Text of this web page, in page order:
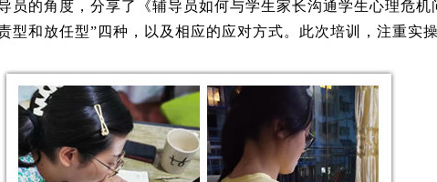
员的角度，分享了《辅导员如何与学生家长沟通学生心理危
型和放任型”四种，以及相应的应对方式。此次培训，注重实